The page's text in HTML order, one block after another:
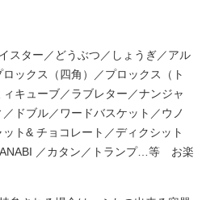
スター／どうぶつ／しょうぎ／アル
ックス（四角）／プロックス（ト
キューブ／ラブレター／ナンジャ
ドブル／ワードバスケット／ウノ
ト& チョコレート／ディクシット
／カタン／トランプ…等 お楽